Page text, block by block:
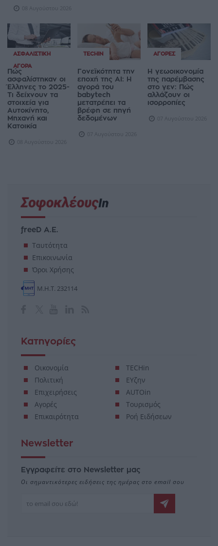
08 Αυγούστου 2026
ΑΣΦΑΛΙΣΤΙΚΉ
ΑΓΟΡΆ
Πώς
ασφαλίστηκαν οι
Έλληνες το 2025-
Τι δείχνουν τα
στοιχεία για
Αυτοκίνητο,
Μηχανή και
Κατοικία
08 Αυγούστου 2026
TECHIN
Γονεϊκότητα την
εποχή της AI: Η
αγορά του
babytech
μετατρέπει τα
βρέφη σε πηγή
δεδομένων
07 Αυγούστου 2026
ΑΓΟΡΈΣ
Η γεωοικονομία
της παρέμβασης
στο γεν: Πώς
αλλάζουν οι
ισορροπίες
07 Αυγούστου 2026
freeD Α.Ε.
Ταυτότητα
Επικοινωνία
Όροι Χρήσης
Μ.Η.Τ. 232114
Κατηγορίες
Οικονομία
Πολιτική
Επιχειρήσεις
Αγορές
Επικαιρότητα
TECHin
ΕΥζην
AUTOin
Τουρισμός
Ροή Ειδήσεων
Newsletter
Εγγραφείτε στο Newsletter μας
Οι σημαντικότερες ειδήσεις της ημέρας στο email σου